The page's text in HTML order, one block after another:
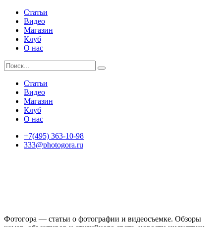
Статьи
Видео
Магазин
Клуб
О нас
Статьи
Видео
Магазин
Клуб
О нас
+7(495) 363-10-98
333@photogora.ru
Фотогора — статьи о фотографии и видеосъемке. Обзоры